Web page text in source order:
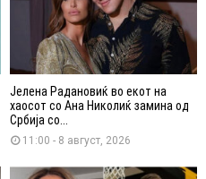
Јелена Радановиќ во екот на
хаосот со Ана Николиќ замина од
Србија со...
11:00 - 8 август, 2026